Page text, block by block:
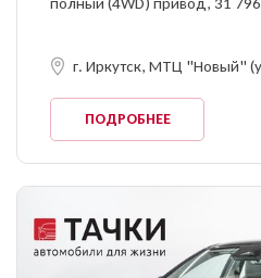
г. Иркутск, МТЦ "Новый"
ПОДРОБНЕЕ